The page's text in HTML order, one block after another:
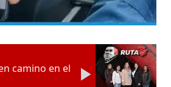
camino en el